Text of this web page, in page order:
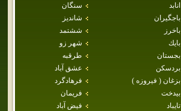
انابد
سنگان
باجگيران
شانديز
باخرز
ششتمد
بايك
شهر زو
بجستان
طرقبه
بردسكن
عشق آباد
بزغان ( فيروزه )
فرهادگرد
بيدخت
فريمان
تايباد
فيض آباد